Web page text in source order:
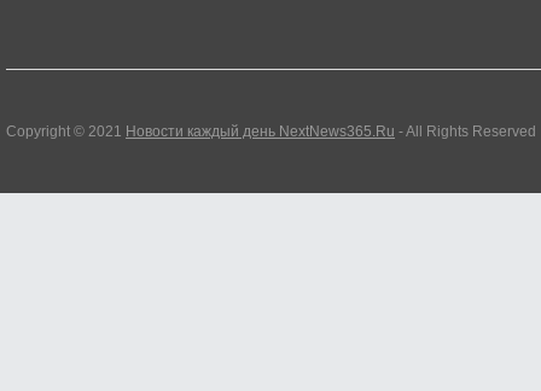
Copyright © 2021 Новости каждый день NextNews365.Ru - All Rights Reserved